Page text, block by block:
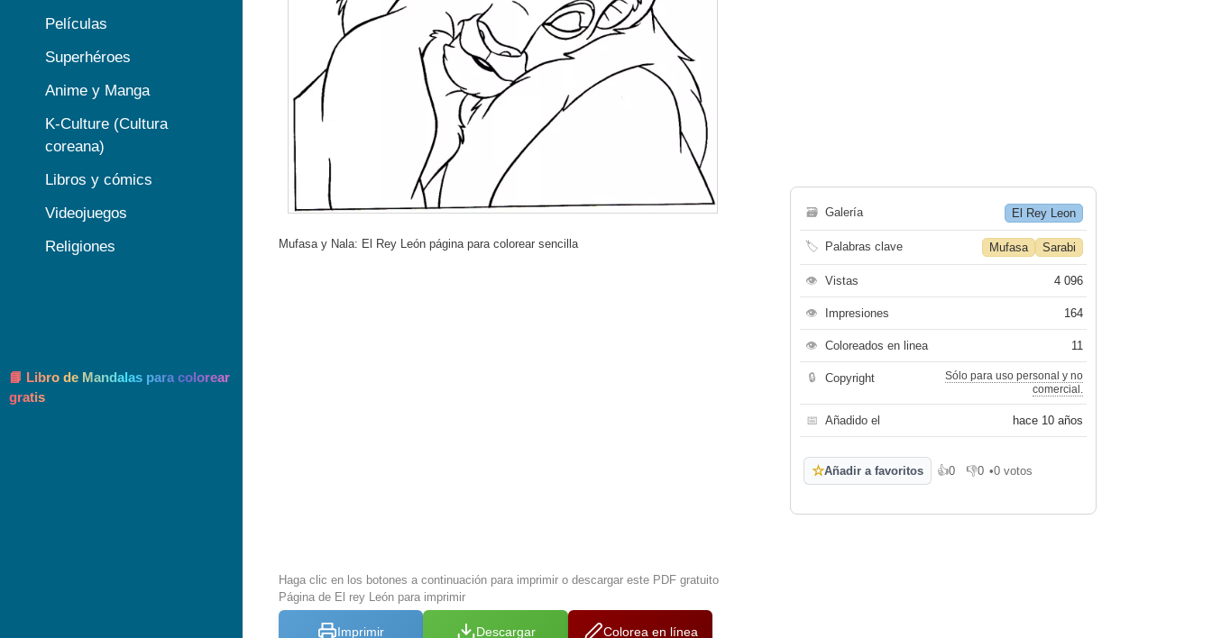
Mufasa y Nala: El Rey León página para colorear sencilla
Haga clic en los botones a continuación para imprimir o descargar este PDF gratuito
Página de El rey León para imprimir
Imprimir Descargar Colorea en línea
🗃 Galería El Rey Leon
🏷 Palabras clave Mufasa Sarabi
👁 Vistas 4 096
👁 Impresiones 164
👁 Coloreados en linea 11
🔒 Copyright
Sólo para uso personal y no
comercial.
📅 Añadido el hace 10 años
☆Añadir a favoritos 👍0
Me gusta
👎0
No me gusta
•0 votos
Películas
Superhéroes
Anime y Manga
K-Culture (Cultura
coreana)
Libros y cómics
Videojuegos
Religiones
📘 Libro de Mandalas para colorear
gratis